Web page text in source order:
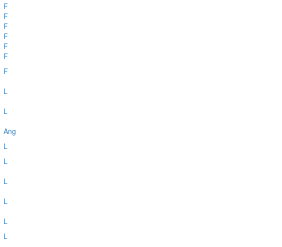
F
F
F
F
F
F
F
L
L
Ang
L
L
L
L
L
L